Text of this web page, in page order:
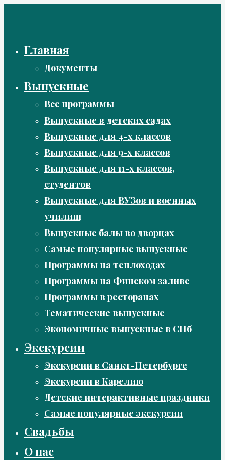
Главная
Документы
Выпускные
Все программы
Выпускные в детских садах
Выпускные для 4-х классов
Выпускные для 9-х классов
Выпускные для 11-х классов,
студентов
Выпускные для ВУЗов и военных
училищ
Выпускные балы во дворцах
Самые популярные выпускные
Программы на теплоходах
Программы на Финском заливе
Программы в ресторанах
Тематические выпускные
Экономичные выпускные в СПб
Экскурсии
Экскурсии в Санкт-Петербурге
Экскурсии в Карелию
Детские интерактивные праздники
Самые популярные экскурсии
Свадьбы
О нас